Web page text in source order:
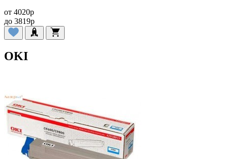
от 4020p
до 3819p
OKI